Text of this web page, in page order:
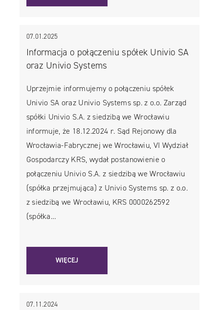
07.01.2025
Informacja o połączeniu spółek Univio SA
oraz Univio Systems
Uprzejmie informujemy o połączeniu spółek
Univio SA oraz Univio Systems sp. z o.o. Zarząd
spółki Univio S.A. z siedzibą we Wrocławiu
informuje, że 18.12.2024 r. Sąd Rejonowy dla
Wrocławia-Fabrycznej we Wrocławiu, VI Wydział
Gospodarczy KRS, wydał postanowienie o
połączeniu Univio S.A. z siedzibą we Wrocławiu
(spółka przejmująca) z Univio Systems sp. z o.o.
z siedzibą we Wrocławiu, KRS 0000262592
(spółka…
WIĘCEJ
07.11.2024